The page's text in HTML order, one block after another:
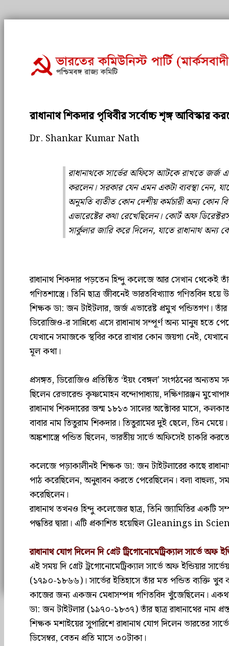
রাধানাথ শিকদার পৃথিবীর সর্বোচ্চ শৃঙ্গ আবিস্কার
Dr. Shankar Kumar Nath
রাধানাথকে সার্ভের অফিসে আটকে রাখতে জর্জ
করলেন। সরকার যেন এমন একটা ব্যবস্থা নেন,
অনুমতি ব্যতীত কোন দেশীয় কর্মচারী অন্য কোন
এভারেষ্টের কথা রেখেছিলেন। কোর্ট অফ
সার্কুলার জারি করে দিলেন, যাতে রাধানাথ অন্য
রাধানাথ শিকদার পড়তেন হিন্দু কলেজে আর সেখান থেকেই
গণিতশাস্ত্রে। তিনি ছাত্র জীবনেই ভারতবিখ্যাাত গণিতবিদ
শিক্ষক ডা: জন টাইটলার, জর্জ এভারেষ্ট প্রমুখ পন্ডিতগণ।
ডিরোজিও-র সান্নিধ্যে এসে রাধানাথ সম্পূর্ণ অন্য মানুষ হতে
যেখানে সমাজকে স্থবির করে রাখার কোন জয়গা নেই,
মূল কথা।
প্রসঙ্গত, ডিরোজিও প্রতিষ্ঠিত ‘ইয়ং বেঙ্গল’ সংগঠনের অন্যতম
ছিলেন রেভারেন্ড কৃষ্ণমোহন বন্দোপাধ্যায়, দক্ষিণারঞ্জন
রাধানাথ শিকদারের জন্ম ১৮১৩ সালের অক্টোবর মাসে,
বাবার নাম তিতুরাম শিকদার। তিতুরামের দুই ছেলে, তিন মেয়ে।
অঙ্কশাস্ত্রে পন্ডিত ছিলেন, ভারতীয় সার্ভে অফিসেই চাকরি
কলেজে পড়াকালীনই শিক্ষক ডা: জন টাইটলারের কাছে
পাঠ করেছিলেন, অনুধাবন করতে পেরেছিলেন। বলা বাহুল্য,
করেছিলেন।
রাধানাথ তখনও হিন্দু কলেজের ছাত্র, তিনি জ্যামিতির একটি
পদ্ধতির দ্বারা। এটি প্রকাশিত হয়েছিল Gleanings in
রাধানাথ যোগ দিলেন দি গ্রেট ট্রিগোনোমেট্রিক্যাল সার্ভে অফ
এই সময় দি গ্রেট ট্রগোনোমেট্রিক্যাল সার্ভে অফ ইন্ডিয়ার
(১৭৯০-১৮৬৬)। সার্ভের ইতিহাসে তাঁর মত পন্ডিত ব্যক্তি
কাজের জন্য একজন মেধাসম্পন্ন গণিতবিদ খুঁজেছিলেন।
ডা: জন টাইটলার (১৯৭০-১৮৩৭) তাঁর ছাত্র রাধানাথের নাম
শিক্ষক মশাইয়ের সুপারিশে রাধানাথ যোগ দিলেন ভারতের
ডিসেম্বর, বেতন প্রতি মাসে ৩০টাকা।